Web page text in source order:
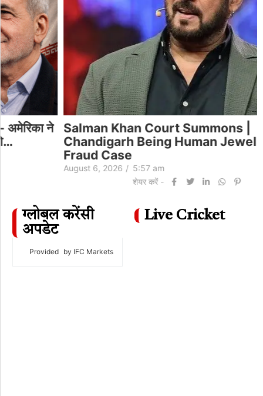
Salman Khan Court Summons |
Chandigarh Being Human Jewellery
Fraud Case
August 6, 2026 / 5:57 am
ग्लोबल करेंसी
अपडेट
Provided by IFC Markets
Live Cricket